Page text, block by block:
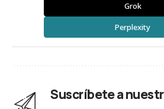
Grok
Perplexity
Suscríbete a